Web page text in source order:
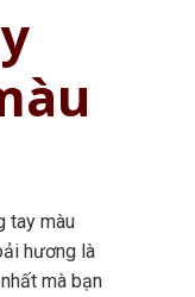
tay màu
hương là
mà bạn